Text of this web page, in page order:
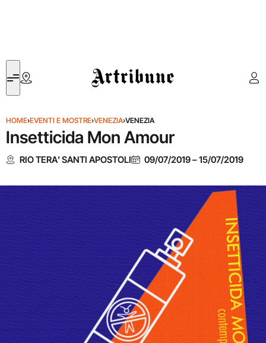
Artribune
HOME›EVENTI E MOSTRE›VENEZIA›VENEZIA
Insetticida Mon Amour
RIO TERA' SANTI APOSTOLI 09/07/2019–15/07/2019